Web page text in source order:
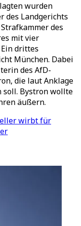
wurden
des Landgerichts
des
mit vier
drittes
München. Dabei
des AfD-
die laut Anklage
soll. Bystron wollte
äußern.
wirbt für